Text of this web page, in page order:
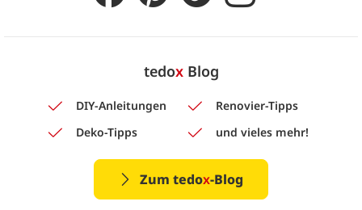
tedoxBlog
DIY-Anleitungen
Renovier-Tipps
Deko-Tipps
und vieles mehr!
Zum tedox-Blog